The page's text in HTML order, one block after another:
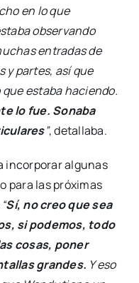
en lo que
observando
entradas de
y partes, así que
estaba haciendo.
lo fue. Sonaba
”, detallaba.
incorporar algunas
para las próximas
“Sí, no creo que sea
si podemos, todo
cosas, poner
grandes. Y eso